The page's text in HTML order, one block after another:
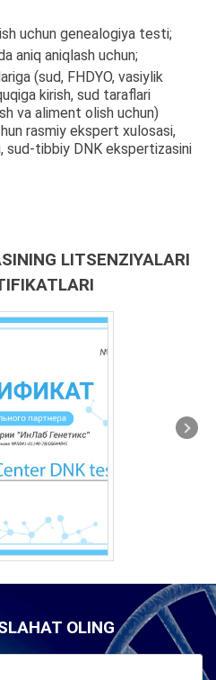
uchun genealogiya testi;
aniq aniqlash uchun;
(sud, FHDYO, vasiylik
kirish, sud taraflari
va aliment olish uchun)
rasmiy ekspert xulosasi,
sud-tibbiy DNK ekspertizasini
LITSENZIYALARI
OLING